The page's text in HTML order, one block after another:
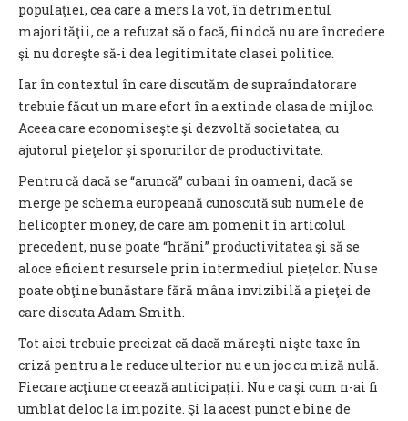
populaţiei, cea care a mers la vot, în detrimentul
majorităţii, ce a refuzat să o facă, fiindcă nu are încredere
şi nu doreşte să-i dea legitimitate clasei politice.
Iar în contextul în care discutăm de supraîndatorare
trebuie făcut un mare efort în a extinde clasa de mijloc.
Aceea care economiseşte şi dezvoltă societatea, cu
ajutorul pieţelor şi sporurilor de productivitate.
Pentru că dacă se “aruncă” cu bani în oameni, dacă se
merge pe schema europeană cunoscută sub numele de
helicopter money, de care am pomenit în articolul
precedent, nu se poate “hrăni” productivitatea şi să se
aloce eficient resursele prin intermediul pieţelor. Nu se
poate obţine bunăstare fără mâna invizibilă a pieţei de
care discuta Adam Smith.
Tot aici trebuie precizat că dacă măreşti nişte taxe în
criză pentru a le reduce ulterior nu e un joc cu miză nulă.
Fiecare acţiune creează anticipaţii. Nu e ca şi cum n-ai fi
umblat deloc la impozite. Şi la acest punct e bine de